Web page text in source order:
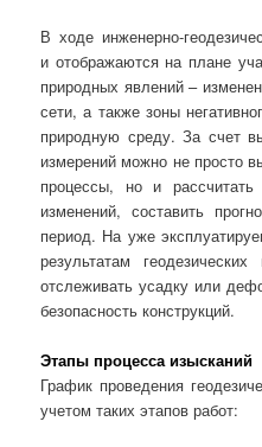
В ходе инженерно-
и отображаются на плане
природных явлений –
сети, а также зоны
природную среду. За счет
измерений можно не просто
процессы, но и
изменений, составить
период. На уже
результатам
отслеживать усадку или
безопасность конструкций.
Этапы процесса изысканий
График проведения
учетом таких этапов работ: